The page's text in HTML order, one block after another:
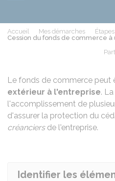
Accueil Mes démarches
Cession du fonds de commerce à
Le fonds de commerce peut
extérieur à l'entreprise.
l'accomplissement de
d'assurer la protection du
créanciersde l'entreprise.
Identifier les